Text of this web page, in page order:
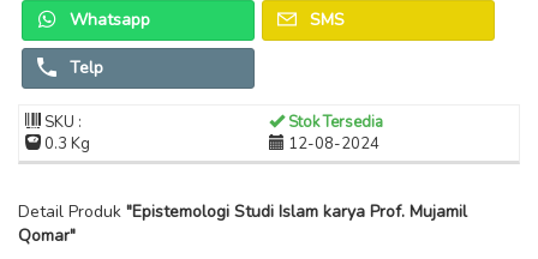
Whatsapp SMS
Telp
SKU :
Stok Tersedia
0.3 Kg
12-08-2024
Detail Produk "Epistemologi Studi Islam karya Prof. Mujamil
Qomar"